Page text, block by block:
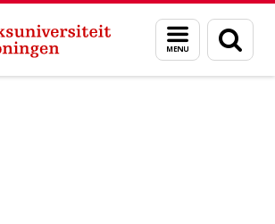
Menu
en
zoeken
Groningen Academy for Radiation Protection